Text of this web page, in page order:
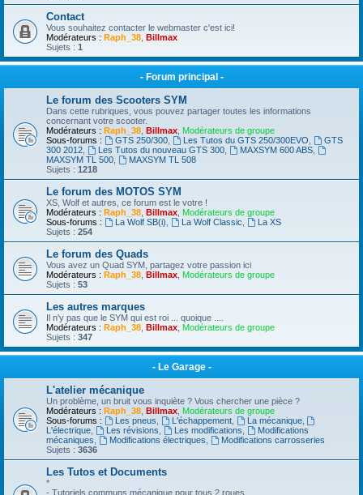
Contact
Vous souhaitez contacter le webmaster c'est ici!
Modérateurs : Raph_38 Billmax
Sujets : 1
- Forum principal -
Le forum des Scooters SYM
Dans cette rubriques, vous pouvez partager toutes les informations
concernant votre scooter.
Modérateurs : Raph_38 Billmax Modérateurs de groupe
Sous-forums :
GTS 250/300, Les Tutos du GTS 250/300EVO
GTS
300 2012
Les Tutos du nouveau GTS 300, MAXSYM 600 ABS,
MAXSYM TL 500
MAXSYM TL 508
Sujets : 1218
Le forum des MOTOS SYM
XS, Wolf et autres, ce forum est le votre !
Modérateurs : Raph_38 Billmax Modérateurs de groupe
Sous-forums :
La Wolf SB(i) La Wolf Classic
La XS
Sujets : 254
Le forum des Quads
Vous avez un Quad SYM, partagez votre passion ici
Modérateurs : Raph_38 Billmax Modérateurs de groupe
Sujets : 53
Les autres marques
Il n'y pas que le SYM qui est roi ... quoique ....
Modérateurs : Raph_38 Billmax Modérateurs de groupe
Sujets : 347
- Le Garage -
L'atelier mécanique
Un problème, un bruit vous inquiète ? Vous chercher une pièce ?
Modérateurs : Raph_38 Billmax Modérateurs de groupe
Sous-forums :
Les pneus L'échappement, La mécanique,
L'électrique
Les révisions Les modifications
Modifications
mécaniques
Modifications électriques
Modifications carrosseries
Sujets : 3636
Les Tutos et Documents
*
- Tutoriels communs mécanique pour tous 2 roues.